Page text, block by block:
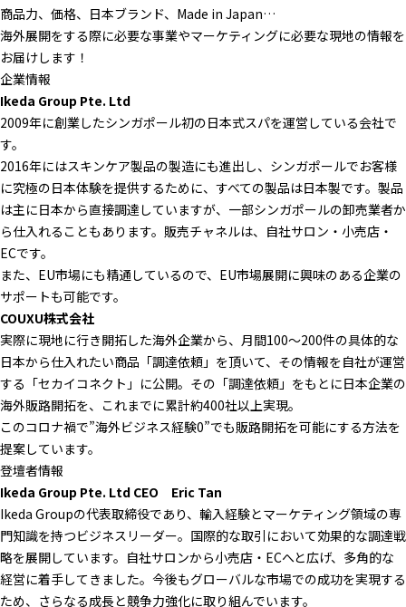
商品力、価格、日本ブランド、Made in Japan…
海外展開をする際に必要な事業やマーケティングに必要な現地の情報を
お届けします！
企業情報
Ikeda Group Pte. Ltd
2009年に創業したシンガポール初の日本式スパを運営している会社で
す。
2016年にはスキンケア製品の製造にも進出し、シンガポールでお客様
に究極の日本体験を提供するために、すべての製品は日本製です。製品
は主に日本から直接調達していますが、一部シンガポールの卸売業者か
ら仕入れることもあります。販売チャネルは、自社サロン・小売店・
ECです。
また、EU市場にも精通しているので、EU市場展開に興味のある企業の
サポートも可能です。
COUXU株式会社
実際に現地に行き開拓した海外企業から、月間100〜200件の具体的な
日本から仕入れたい商品「調達依頼」を頂いて、その情報を自社が運営
する「セカイコネクト」に公開。その「調達依頼」をもとに日本企業の
海外販路開拓を、これまでに累計約400社以上実現。
このコロナ禍で”海外ビジネス経験0”でも販路開拓を可能にする方法を
提案しています。
登壇者情報
Ikeda Group Pte. Ltd CEO Eric Tan
Ikeda Groupの代表取締役であり、輸入経験とマーケティング領域の専
門知識を持つビジネスリーダー。国際的な取引において効果的な調達戦
略を展開しています。自社サロンから小売店・ECへと広げ、多角的な
経営に着手してきました。今後もグローバルな市場での成功を実現する
ため、さらなる成長と競争力強化に取り組んでいます。